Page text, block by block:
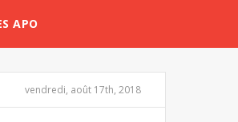
APO
vendredi, août 17th, 2018